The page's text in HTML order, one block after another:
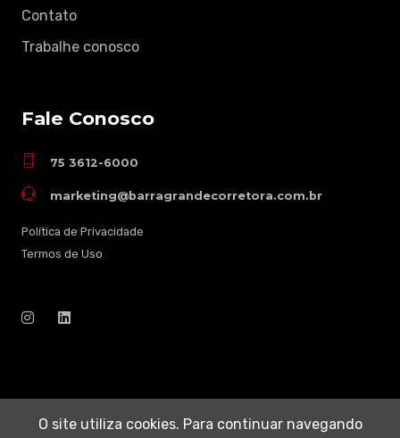
Contato
Trabalhe conosco
Fale Conosco
75 3612-6000
marketing@barragrandecorretora.com.br
Política de Privacidade
Termos de Uso
O site utiliza cookies. Para continuar navegando